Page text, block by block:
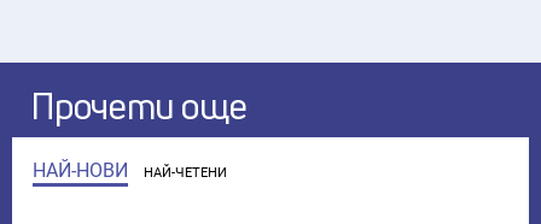
Прочети още
НАЙ-НОВИ НАЙ-ЧЕТЕНИ